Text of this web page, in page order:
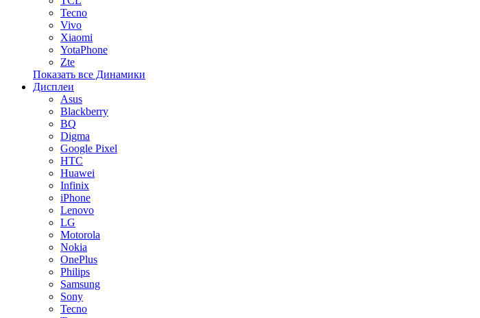
Tecno
Vivo
Xiaomi
YotaPhone
Zte
Показать все Динамики
Дисплеи
Asus
Blackberry
BQ
Digma
Google Pixel
HTC
Huawei
Infinix
iPhone
Lenovo
LG
Motorola
Nokia
OnePlus
Philips
Samsung
Sony
Tecno